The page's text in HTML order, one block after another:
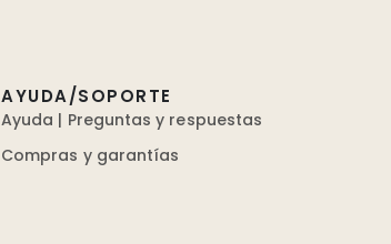
AYUDA/SOPORTE
Ayuda | Preguntas y respuestas
Compras y garantías